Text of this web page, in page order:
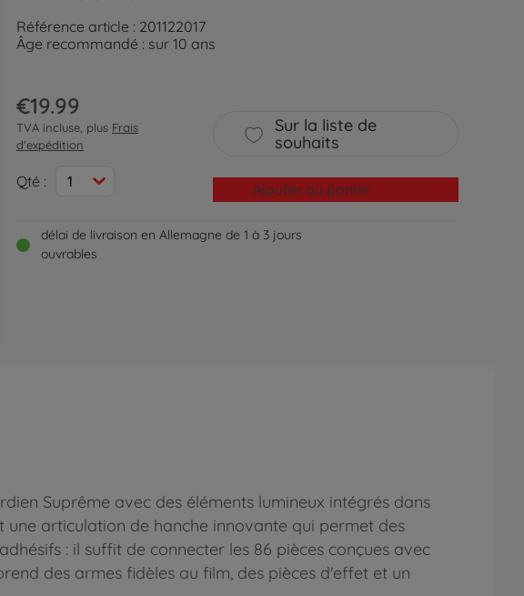
Référence article : 201122017
Âge recommandé : sur 10 ans
€19.99
TVA incluse, plus Frais
d'expédition
Qté : 1
Sur la liste de
souhaits
Ajouter au panier
délai de livraison en Allemagne de 1 à 3 jours
ouvrables
Suprême avec des éléments lumineux intégrés dans
articulation de hanche innovante qui permet des
: il suffit de connecter les 86 pièces conçues avec
des armes fidèles au film, des pièces d'effet et un